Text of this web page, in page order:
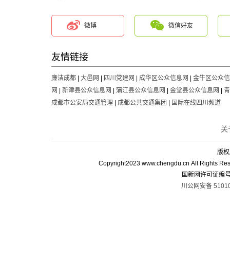
微博 微信好友
友情链接
廉洁成都 大邑网 四川党建网 成华区公众信息网
金牛区公众
网
新津县公众信息网 蒲江县公众信息网 金堂县公众信息网
成都市公安局交通管理
成都公共交通集团 国际在线四川频道
关
版
Copyright2023 www.chengdu.cn All Rights
国新网许可证编
川公网安备